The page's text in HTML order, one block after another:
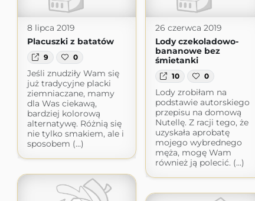
8 lipca 2019
Placuszki z batatów
9 0
Jeśli znudziły Wam się
już tradycyjne placki
ziemniaczane, mamy
dla Was ciekawą,
bardziej kolorową
alternatywę. Różnią się
nie tylko smakiem, ale i
sposobem (...)
26 czerwca 2019
Lody czekoladowo-
bananowe bez
śmietanki
10 0
Lody zrobiłam na
podstawie autorskiego
przepisu na domową
Nutellę. Z racji tego, że
uzyskała aprobatę
mojego wybrednego
męża, mogę Wam
również ją polecić. (...)